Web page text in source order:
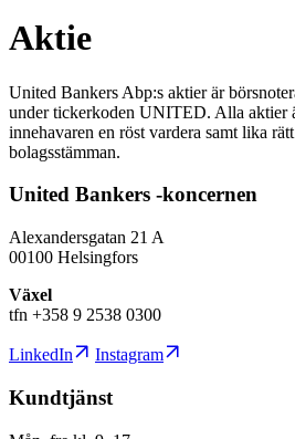
Aktie
United Bankers Abp:s aktier är
under tickerkoden UNITED. Alla aktier
innehavaren en röst vardera samt lika
bolagsstämman.
United Bankers -koncernen
Alexandersgatan 21 A
00100 Helsingfors
Växel
tfn +358 9 2538 0300
LinkedIn Instagram
Kundtjänst